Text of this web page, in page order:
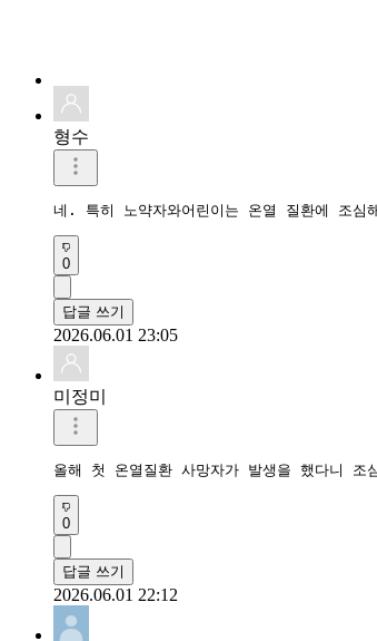
형수
네. 특히 노약자와어린이는 온열 질환에 조심
0
답글 쓰기
2026.06.01 23:05
미정미
올해 첫 온열질환 사망자가 발생을 했다니 조
0
답글 쓰기
2026.06.01 22:12